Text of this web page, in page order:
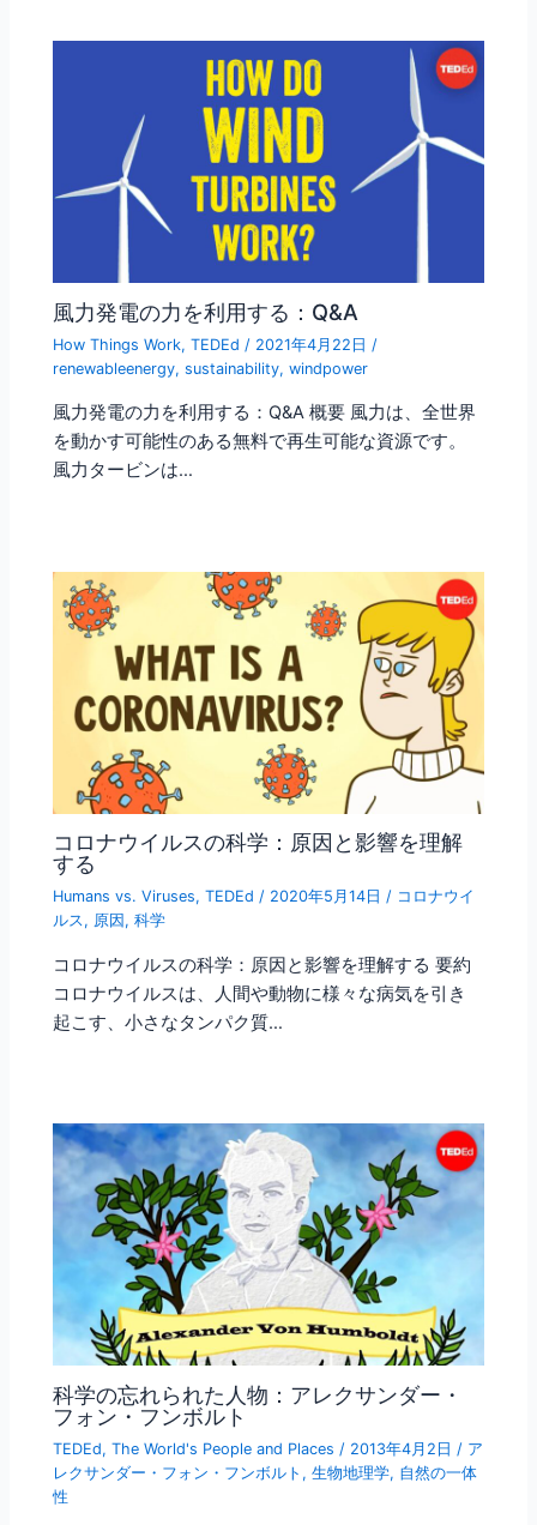
風力発電の力を利用する：Q&A
How Things Work,TEDEd / 2021年4月22日 /
renewableenergy,sustainability,windpower
風力発電の力を利用する：Q&A 概要 風力は、全世界
を動かす可能性のある無料で再生可能な資源です。
風力タービンは…
コロナウイルスの科学：原因と影響を理解
する
Humans vs. Viruses,TEDEd / 2020年5月14日/ コロナウイ
ルス, 原因 ,科学
コロナウイルスの科学：原因と影響を理解する 要約
コロナウイルスは、人間や動物に様々な病気を引き
起こす、小さなタンパク質…
科学の忘れられた人物：アレクサンダー・
フォン・フンボルト
TEDEd,The World's People and Places / 2013年4月2日/ ア
レクサンダー・フォン・フンボルト ,生物地理学, 自然の一体
性